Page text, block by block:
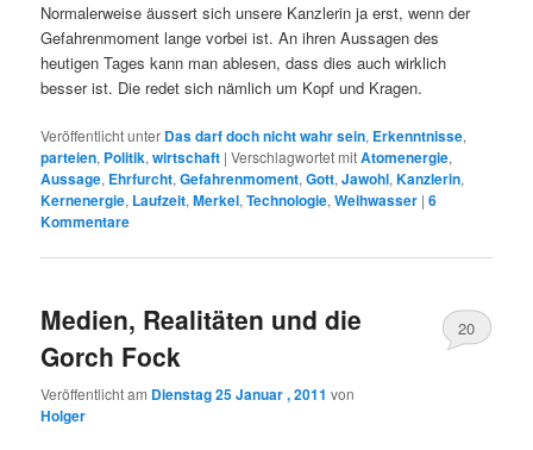
Normalerweise äussert sich unsere Kanzlerin ja erst, wenn der
Gefahrenmoment lange vorbei ist. An ihren Aussagen des
heutigen Tages kann man ablesen, dass dies auch wirklich
besser ist. Die redet sich nämlich um Kopf und Kragen.
Veröffentlicht unter Das darf doch nicht wahr sein, Erkenntnisse,
parteien, Politik,wirtschaft |Verschlagwortet mitAtomenergie,
Aussage, Ehrfurcht,Gefahrenmoment,Gott,Jawohl,Kanzlerin,
Kernenergie, Laufzeit,Merkel,Technologie,Weihwasser |6
Kommentare
Medien, Realitäten und die
Gorch Fock
Veröffentlicht am Dienstag 25 Januar , 2011 von
Holger
20